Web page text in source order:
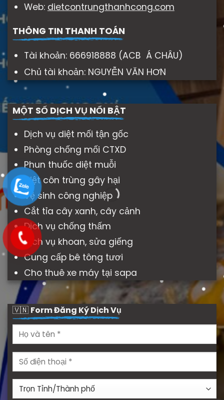
Web: dietcontrungthanhcong.com
THÔNG TIN THANH TOÁN
Tài khoản: 666918888 (ACB Á CHÂU)
Chủ tài khoản: NGUYỄN VĂN HƠN
MỘT SỐ DỊCH VỤ NỔI BẬT
Dịch vụ diệt mối tận gốc
Phòng chống mối CTXD
Phun thuốc diệt muỗi
Diệt côn trùng gây hại
Vệ sinh công nghiệp
Cắt tỉa cây xanh, cây cảnh
Dịch vụ chống thấm
Dịch vụ khoan, sửa giếng
Cung cấp bê tông tươi
Cho thuê xe máy tại sapa
🇻🇳 Form Đăng Ký Dịch Vụ